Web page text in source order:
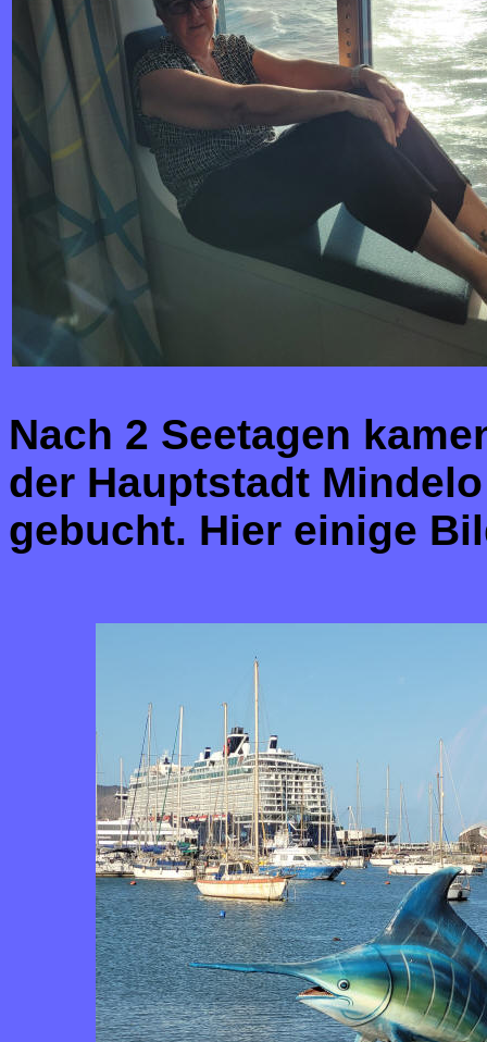
Nach 2 Seetagen
der Hauptstadt
gebucht. Hier einige